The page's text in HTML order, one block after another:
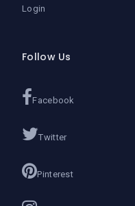
Login
Follow Us
Facebook
Twitter
Pinterest